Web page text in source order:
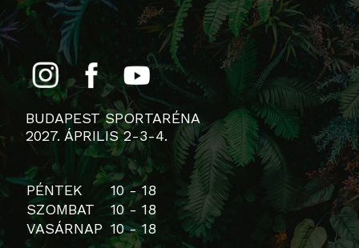
BUDAPEST SPORTARÉNA
2027. ÁPRILIS 2-3-4.
PÉNTEK
10 - 18
SZOMBAT
10 - 18
VASÁRNAP 10 - 18